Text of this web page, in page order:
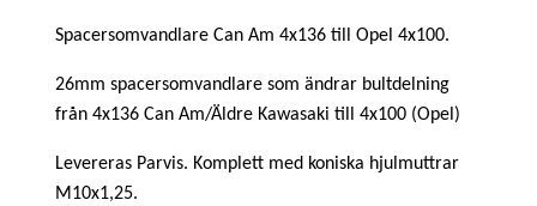
Spacersomvandlare Can Am 4x136 till Opel 4x100.
26mm spacersomvandlare som ändrar bultdelning
från 4x136 Can Am/Äldre Kawasaki till 4x100 (Opel)
Levereras Parvis. Komplett med koniska hjulmuttrar
M10x1,25.